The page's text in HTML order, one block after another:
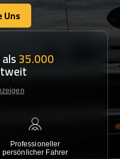
35.000
Professioneller
persönlicher Fahrer